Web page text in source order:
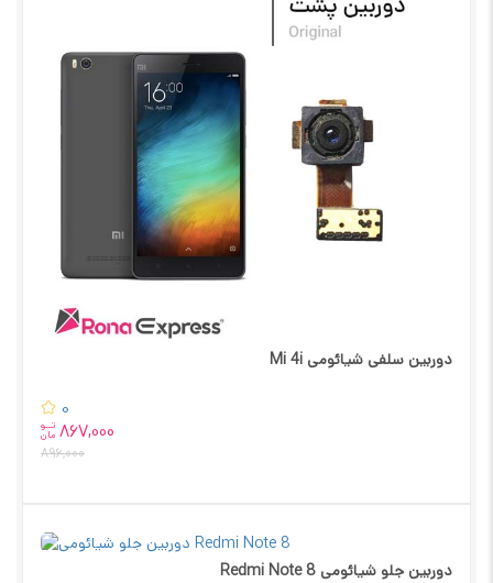
دوربین سلفی شیائومی Mi 4i
0
تــو
مان 867,000
896,000
دوربین جلو شیائومی Redmi Note 8